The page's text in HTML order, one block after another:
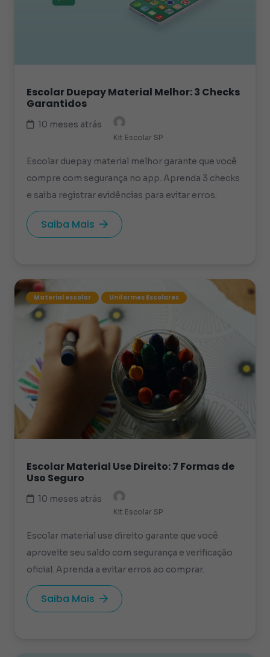
Escolar Duepay Material Melhor: 3 Checks
Garantidos
10 meses atrás
Kit Escolar SP
Escolar duepay material melhor garante que você
compre com segurança no app. Aprenda 3 checks
e saiba registrar evidências para evitar erros.
Saiba Mais
Material escolar Uniformes Escolares
Escolar Material Use Direito: 7 Formas de
Uso Seguro
10 meses atrás
Kit Escolar SP
Escolar material use direito garante que você
aproveite seu saldo com segurança e verificação
oficial. Aprenda a evitar erros ao comprar.
Saiba Mais